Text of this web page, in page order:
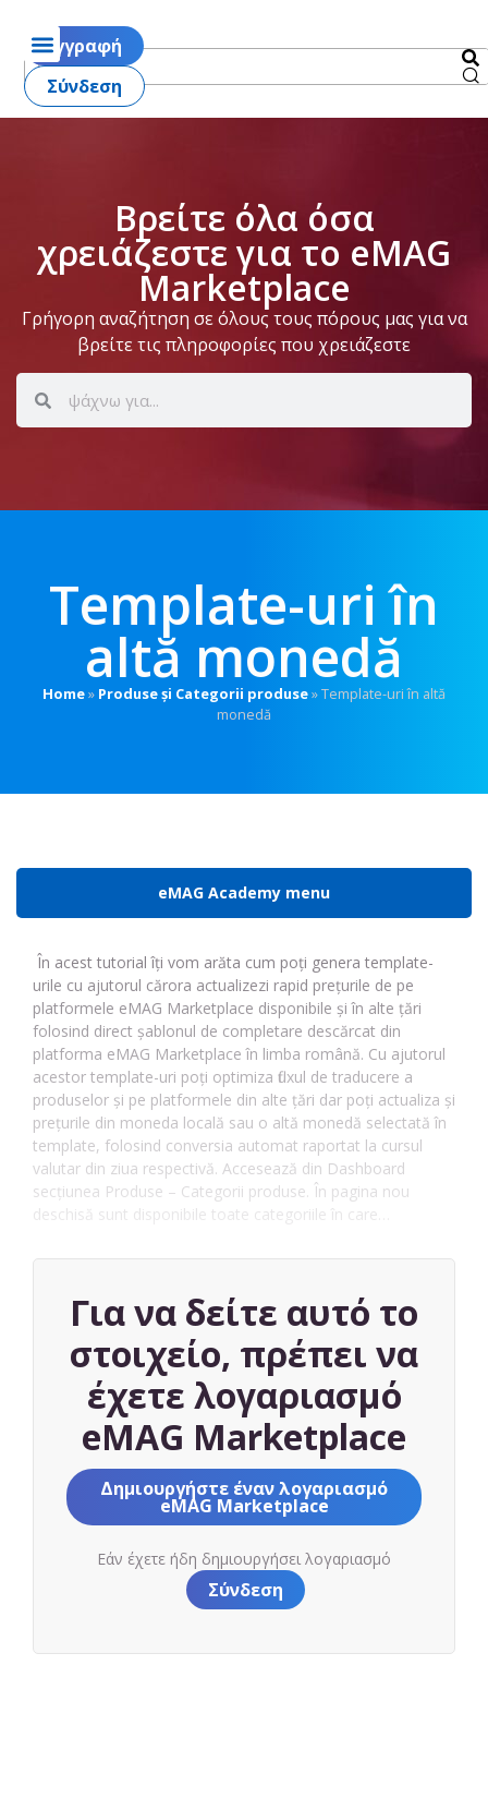
Εγγραφή
Σύνδεση
Βρείτε όλα όσα
χρειάζεστε για το eMAG
Marketplace
Γρήγορη αναζήτηση σε όλους τους πόρους μας για να
βρείτε τις πληροφορίες που χρειάζεστε
Template-uri în
altă monedă
Home» Produse și Categorii produse»Template-uri în altă
monedă
eMAG Academy menu
În acest tutorial îți vom arăta cum poți genera template-
urile cu ajutorul cărora actualizezi rapid prețurile de pe
platformele eMAG Marketplace disponibile și în alte țări
folosind direct șablonul de completare descărcat din
platforma eMAG Marketplace în limba română. Cu ajutorul
acestor template-uri poți optimiza fluxul de traducere a
produselor și pe platformele din alte țări dar poți actualiza și
prețurile din moneda locală sau o altă monedă selectată în
template, folosind conversia automat raportat la cursul
valutar din ziua respectivă. Accesează din Dashboard
secțiunea Produse – Categorii produse. În pagina nou
deschisă sunt disponibile toate categoriile în care…
Για να δείτε αυτό το
στοιχείο, πρέπει να
έχετε λογαριασμό
eMAG Marketplace
Δημιουργήστε έναν λογαριασμό
eMAG Marketplace
Εάν έχετε ήδη δημιουργήσει λογαριασμό
Σύνδεση